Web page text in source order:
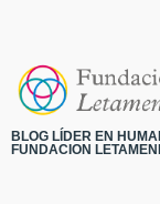
BLOG LÍDER EN
FUNDACION